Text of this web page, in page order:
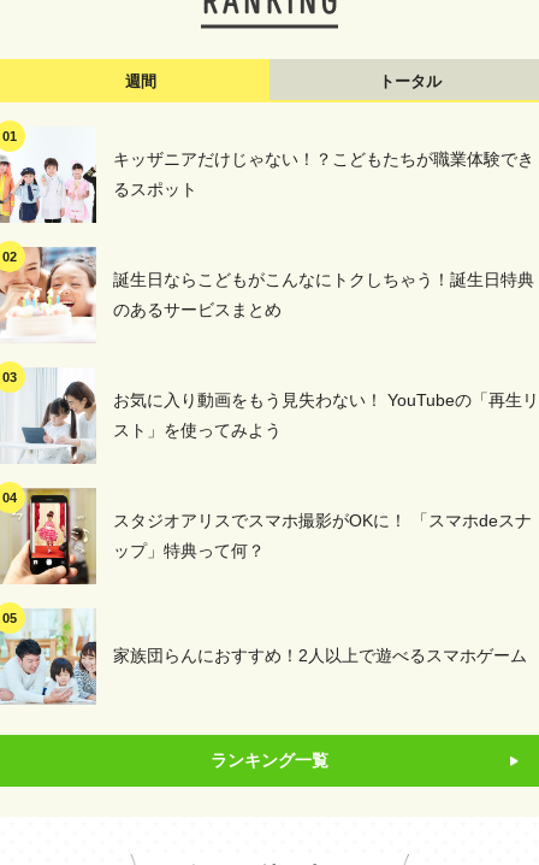
週間 トータル
キッザニアだけじゃない！？こどもたちが職業体験でき
るスポット
誕生日ならこどもがこんなにトクしちゃう！誕生日特典
のあるサービスまとめ
お気に入り動画をもう見失わない！ YouTubeの「再生リ
スト」を使ってみよう
スタジオアリスでスマホ撮影がOKに！ 「スマホdeスナ
ップ」特典って何？
家族団らんにおすすめ！2人以上で遊べるスマホゲーム
ランキング一覧